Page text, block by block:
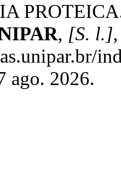
, [S. l.]
ago. 2026.